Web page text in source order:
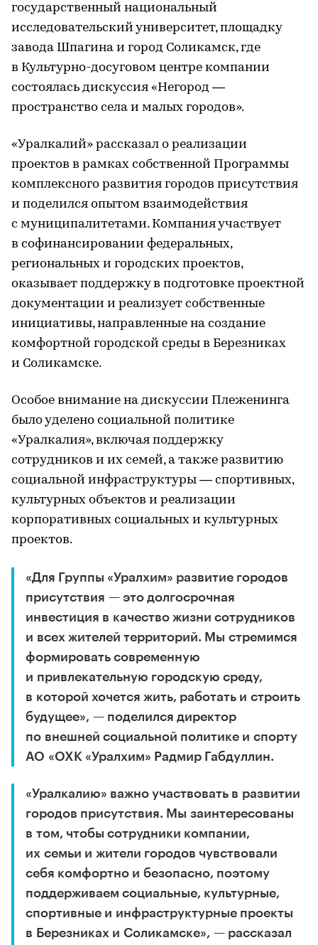
государственный национальный
исследовательский университет, площадку
завода Шпагина и город Соликамск, где
в Культурно-досуговом центре компании
состоялась дискуссия «Негород —
пространство села и малых городов».
«Уралкалий» рассказал о реализации
проектов в рамках собственной Программы
комплексного развития городов присутствия
и поделился опытом взаимодействия
с муниципалитетами. Компания участвует
в софинансировании федеральных,
региональных и городских проектов,
оказывает поддержку в подготовке проектной
документации и реализует собственные
инициативы, направленные на создание
комфортной городской среды в Березниках
и Соликамске.
Особое внимание на дискуссии Плеженинга
было уделено социальной политике
«Уралкалия», включая поддержку
сотрудников и их семей, а также развитию
социальной инфраструктуры — спортивных,
культурных объектов и реализации
корпоративных социальных и культурных
проектов.
«Для Группы «Уралхим» развитие городов
присутствия — это долгосрочная
инвестиция в качество жизни сотрудников
и всех жителей территорий. Мы стремимся
формировать современную
и привлекательную городскую среду,
в которой хочется жить, работать и строить
будущее», — поделился директор
по внешней социальной политике и спорту
АО «ОХК «Уралхим» Радмир Габдуллин.
«Уралкалию» важно участвовать в развитии
городов присутствия. Мы заинтересованы
в том, чтобы сотрудники компании,
их семьи и жители городов чувствовали
себя комфортно и безопасно, поэтому
поддерживаем социальные, культурные,
спортивные и инфраструктурные проекты
в Березниках и Соликамске», — рассказал